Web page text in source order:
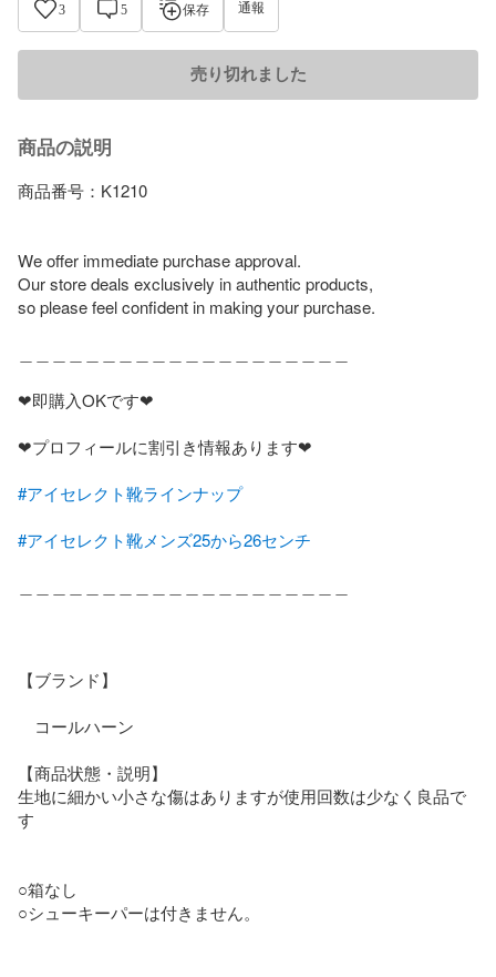
3 5 保存 通報
売り切れました
商品の説明
商品番号：K1210
We offer immediate purchase approval.
Our store deals exclusively in authentic products,
so please feel confident in making your purchase.
❤︎即購入OKです❤︎
❤︎プロフィールに割引き情報あります❤︎
#アイセレクト靴ラインナップ
#アイセレクト靴メンズ25から26センチ
【ブランド】
コールハーン
【商品状態・説明】
生地に細かい小さな傷はありますが使用回数は少なく良品で
す
○箱なし
○シューキーパーは付きません。